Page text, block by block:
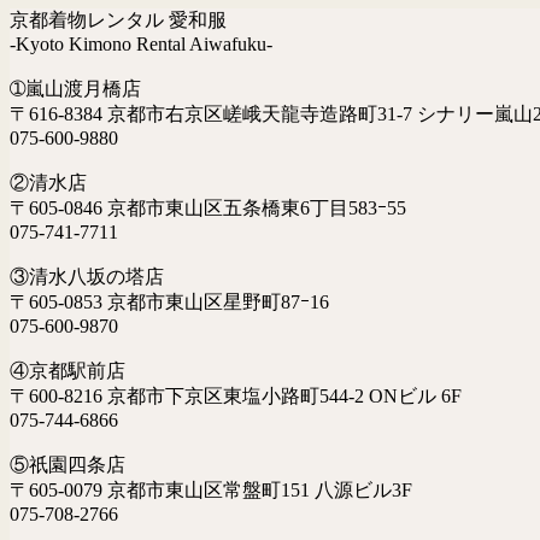
京都着物レンタル 愛和服
-Kyoto Kimono Rental Aiwafuku-
➀嵐山渡月橋店
〒616-8384 京都市右京区嵯峨天龍寺造路町31-7 シナリー嵐山
075-600-9880
②清水店
〒605-0846 京都市東山区五条橋東6丁目583ｰ55
075-741-7711
③清水八坂の塔店
〒605-0853 京都市東山区星野町87ｰ16
075-600-9870
④京都駅前店
〒600-8216 京都市下京区東塩小路町544-2 ONビル 6F
075-744-6866
⑤祇園四条店
〒605-0079 京都市東山区常盤町151 八源ビル3F
075-708-2766